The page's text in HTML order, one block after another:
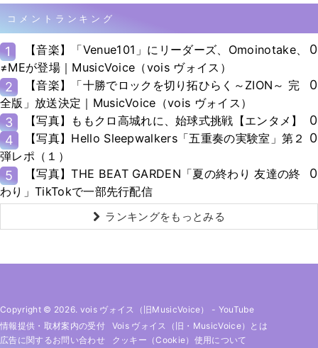
コメントランキング
1
【音楽】「Venue101」にリーダーズ、Omoinotake、
≠MEが登場｜MusicVoice（vois ヴォイス）
0
2
【音楽】「十勝でロックを切り拓ひらく～ZION～ 完
全版」放送決定｜MusicVoice（vois ヴォイス）
0
3 【写真】ももクロ高城れに、始球式挑戦【エンタメ】
0
4
【写真】Hello Sleepwalkers「五重奏の実験室」第２
弾レポ（１）
0
5
【写真】THE BEAT GARDEN「夏の終わり 友達の終
わり」TikTokで一部先行配信
0
ランキングをもっとみる
Copyright © 2026. vois ヴォイス（旧MusicVoice） - YouTube
情報提供・取材案内の受付
Vois ヴォイス（旧・MusicVoice）とは
広告に関するお問い合わせ
クッキー（cookie）使用について